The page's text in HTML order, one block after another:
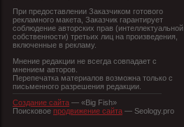
При предоставлении Заказчиком готового
рекламного макета, Заказчик гарантирует
соблюдение авторских прав (интеллектуальной
собственности) третьих лиц на произведения,
включенные в рекламу.
Мнение редакции не всегда совпадает с
мнением авторов.
Перепечатка материалов возможна только с
письменного разрешения редакции.
Создание сайта — «Big Fish»
Поисковое продвижение сайта — Seology.pro